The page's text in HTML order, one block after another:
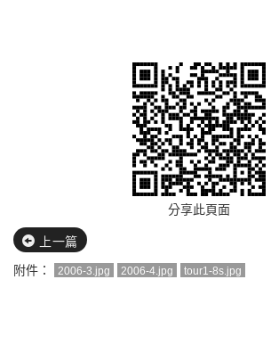
分享此頁面
上一篇
附件：
2006-3.jpg 2006-4.jpg tour1-8s.jpg